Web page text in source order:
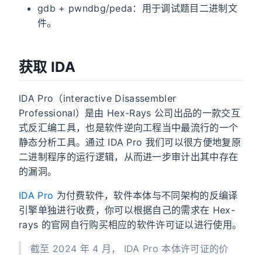
gdb + pwndbg/peda：用于调试题目二进制文
件。
获取 IDA
IDA Pro（interactive Disassembler
Professional）是由 Hex-Rays 公司出品的一款交互
式反汇编工具，也是软件逆向工程当中最流行的一个
静态分析工具。通过 IDA Pro 我们可以很方便地复原
二进制程序的运行逻辑，从而进一步审计出其中存在
的漏洞。
IDA Pro 为付费软件，软件本体与不同架构的反编译
引擎单独进行收费，你可以根据自己的需求在 Hex-
rays 的官网自行购买相应的软件许可证以进行使用。
截至 2024 年 4 月， IDA Pro 本体许可证的价